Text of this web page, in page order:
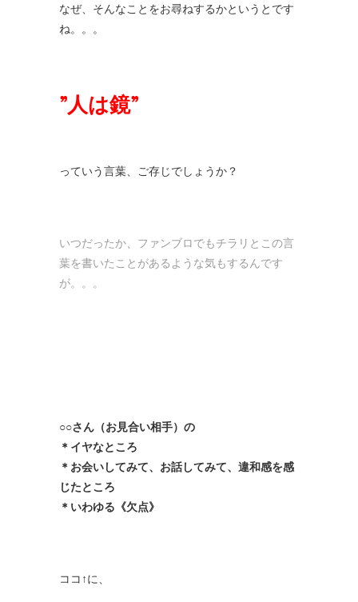
なぜ、そんなことをお尋ねするかというとです
ね。。。
”人は鏡”
っていう言葉、ご存じでしょうか？
いつだったか、ファンブロでもチラリとこの言
葉を書いたことがあるような気もするんです
が。。。
○○さん（お見合い相手）の
＊イヤなところ
＊お会いしてみて、お話してみて、違和感を感
じたところ
＊いわゆる《欠点》
ココ↑に、